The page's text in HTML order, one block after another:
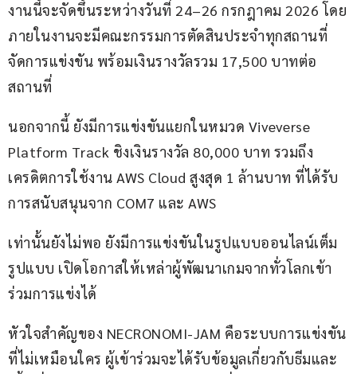
งานนี้จะจัดขึ้นระหว่างวันที่ 24–26 กรกฎาคม 2026 โดย
ภายในงานจะมีคณะกรรมการตัดสินประจำทุกสถานที่
จัดการแข่งขัน พร้อมเงินรางวัลรวม 17,500 บาทต่อ
สถานที่
นอกจากนี้ ยังมีการแข่งขันแยกในหมวด Viveverse
Platform Track ชิงเงินรางวัล 80,000 บาท รวมถึง
เครดิตการใช้งาน AWS Cloud สูงสุด 1 ล้านบาท ที่ได้รับ
การสนับสนุนจาก COM7 และ AWS
เท่านั้นยังไม่พอ ยังมีการแข่งขันในรูปแบบออนไลน์เต็ม
รูปแบบ เปิดโอกาสให้เหล่าผู้พัฒนาเกมจากทั่วโลกเข้า
ร่วมการแข่งได้
หัวใจสำคัญของ NECRONOMI-JAM คือระบบการแข่งขัน
ที่ไม่เหมือนใคร ผู้เข้าร่วมจะได้รับข้อมูลเกี่ยวกับธีมและ